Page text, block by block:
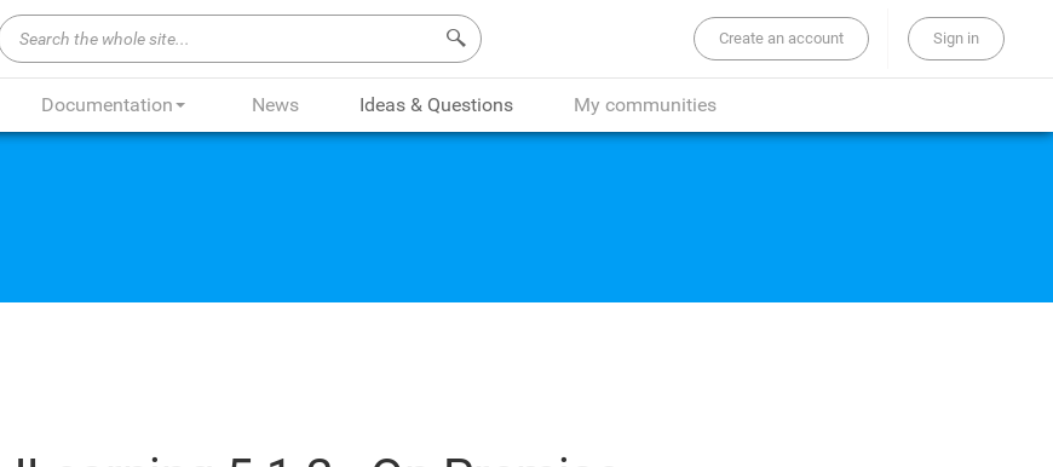
Search the whole site...
Create an account Sign in
Documentation News Ideas & Questions My communities